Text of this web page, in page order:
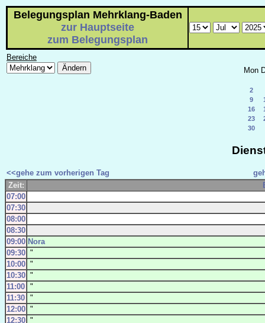
Belegungsplan Mehrklang-Baden
zur Hauptseite
zum Belegungsplan
Bereiche
Mon
2
9
16
23
30
<<gehe zum vorherigen Tag
Zeit:
07:00
07:30
08:00
08:30
09:00 Nora
09:30 "
10:00 "
10:30 "
11:00 "
11:30 "
12:00 "
12:30 "